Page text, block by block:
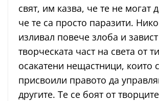
свят, им казва, че те не могат
че те са просто паразити.
изливал повече злоба и
творческата част на света от
осакатени нещастници, които
присвоили правото да
другите. Те се боят от